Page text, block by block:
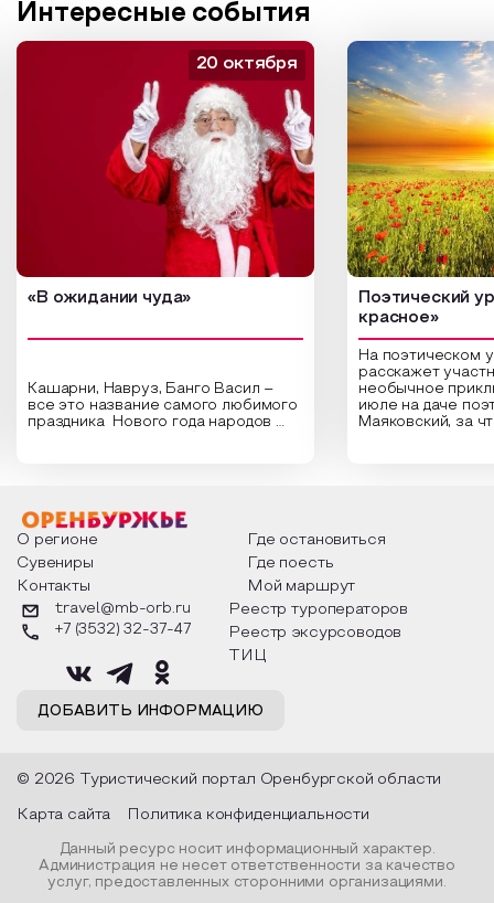
Интересные события
«В ожидании чуда»
Кашарни, Навруз, Банго Васил –
все это название самого любимого
праздника Нового года народов
о том, как встречают новый год в
разных уголках страны, какие
обряды совершают на удачу и
благополучие, в чем схожи и
различаются традиции. Кто такой
Дед Мороз и откуда он пришел, как
его называют в разных уголках
страны и как появились елочные
20 октября
Поэтический
красное»
На поэтическом
расскажет
необычное
июле на даче
Маяковский, за
Твардовского и
каждой строчке
восхищение
яркому времени
О регионе
Где остановиться
Сувениры
Где поесть
Контакты
Мой маршрут
ДОБАВИТЬ ИНФОРМАЦИЮ
travel@mb-orb.ru
+7 (3532) 32-37-47
Реестр туроператоров
Реестр эксурсоводов
ТИЦ
© 2026 Туристический портал Оренбургской области
Карта сайта Политика конфиденциальности
Данный ресурс носит информационный характер.
Администрация не несет ответственности за качество
услуг, предоставленных сторонними организациями.